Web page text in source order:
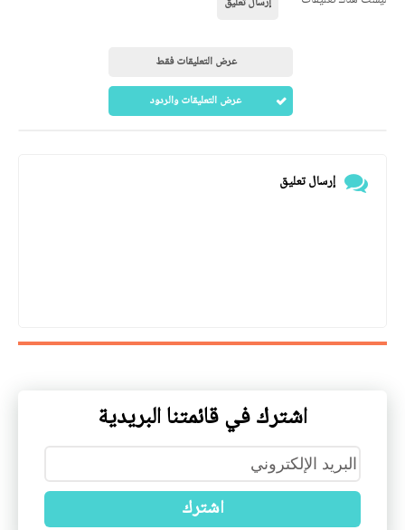
عرض التعليقات فقط
عرض التعليقات والردود
إرسال تعليق
اشترك في قائمتنا البريدية
اشترك